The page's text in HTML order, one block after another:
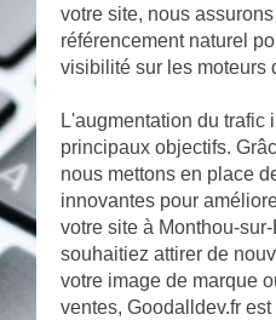
votre site, nous
référencement naturel
visibilité sur les moteurs
L'augmentation du trafic
principaux objectifs.
nous mettons en place
innovantes pour
votre site à Monthou-
souhaitiez attirer de
votre image de marque
ventes, Goodalldev.fr